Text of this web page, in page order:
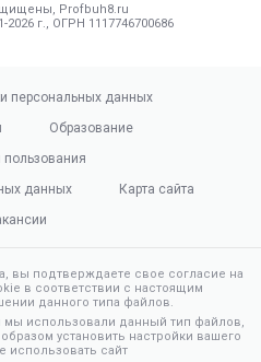
Profbuh8.ru
г., ОГРН 1117746700686
персональных данных
Образование
пользования
данных
Карта сайта
вы подтверждаете свое согласие на
в соответствии с настоящим
данного типа файлов.
использовали данный тип файлов,
установить настройки вашего
использовать сайт